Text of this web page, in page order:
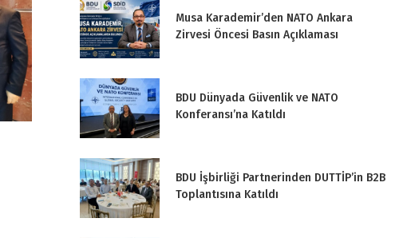
Musa Karademir’den NATO Ankara
Zirvesi Öncesi Basın Açıklaması
BDU Dünyada Güvenlik ve NATO
Konferansı’na Katıldı
BDU İşbirliği Partnerinden DUTTİP’in B2B
Toplantısına Katıldı